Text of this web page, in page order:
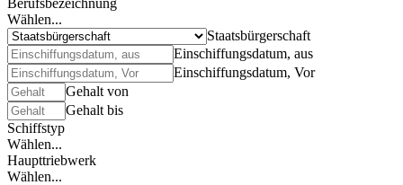
Berufsbezeichnung
Wählen...
Staatsbürgerschaft
Einschiffungsdatum, aus
Einschiffungsdatum, Vor
Gehalt von
Gehalt bis
Schiffstyp
Wählen...
Haupttriebwerk
Wählen...